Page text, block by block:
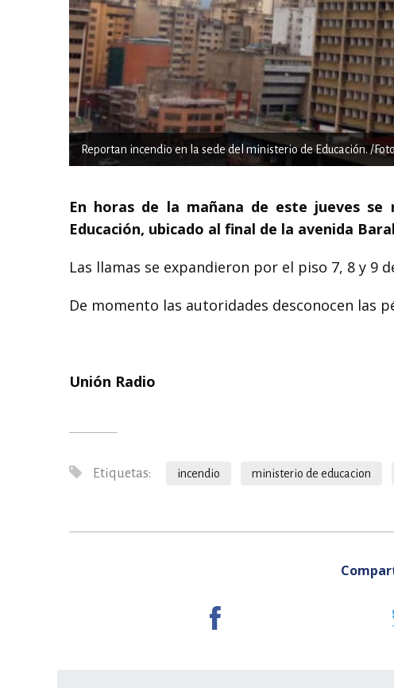
Reportan incendio en la sede del ministerio de Educación. /
En horas de la mañana de este jueves
Educación, ubicado al final de la avenida
Las llamas se expandieron por el piso 7, 8 y 9
De momento las autoridades desconocen las
Unión Radio
Etiquetas: incendio ministerio de educacion